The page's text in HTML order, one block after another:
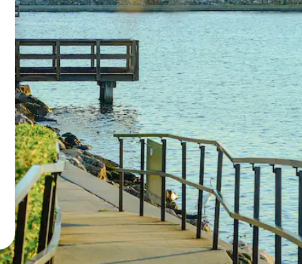
šipek nahoru a dolů, dotykem nebo přejetím prstem.